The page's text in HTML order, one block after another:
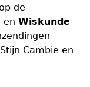
de
en Wiskunde
Cambie en